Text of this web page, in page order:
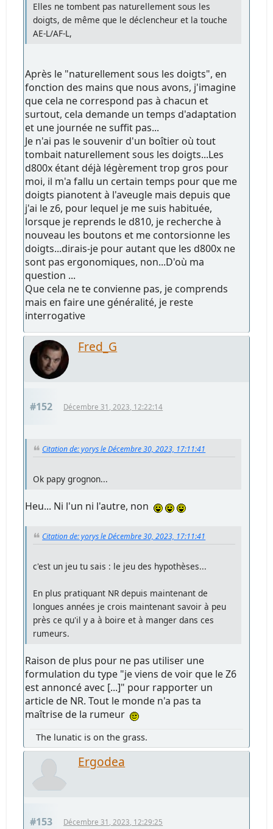
Elles ne tombent pas naturellement sous les
doigts, de même que le déclencheur et la touche
AE-L/AF-L,
Après le "naturellement sous les doigts", en
fonction des mains que nous avons, j'imagine
que cela ne correspond pas à chacun et
surtout, cela demande un temps d'adaptation
et une journée ne suffit pas...
Je n'ai pas le souvenir d'un boîtier où tout
tombait naturellement sous les doigts...Les
d800x étant déjà légèrement trop gros pour
moi, il m'a fallu un certain temps pour que me
doigts pianotent à l'aveugle mais depuis que
j'ai le z6, pour lequel je me suis habituée,
lorsque je reprends le d810, je recherche à
nouveau les boutons et me contorsionne les
doigts...dirais-je pour autant que les d800x ne
sont pas ergonomiques, non...D'où ma
question ...
Que cela ne te convienne pas, je comprends
mais en faire une généralité, je reste
interrogative
Fred_G
#152 Décembre 31, 2023, 12:22:14
Citation de: yorys le Décembre 30, 2023, 17:11:41
Ok papy grognon...
Heu... Ni l'un ni l'autre, non
Citation de: yorys le Décembre 30, 2023, 17:11:41
c'est un jeu tu sais : le jeu des hypothèses...
En plus pratiquant NR depuis maintenant de
longues années je crois maintenant savoir à peu
près ce qu'il y a à boire et à manger dans ces
rumeurs.
Raison de plus pour ne pas utiliser une
formulation du type "je viens de voir que le Z6
est annoncé avec [...]" pour rapporter un
article de NR. Tout le monde n'a pas ta
maîtrise de la rumeur
The lunatic is on the grass.
Ergodea
#153 Décembre 31, 2023, 12:29:25